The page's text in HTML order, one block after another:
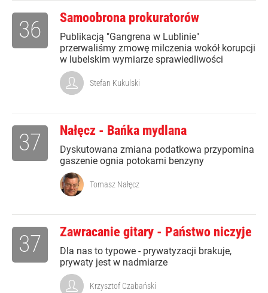
Samoobrona prokuratorów
Publikacją "Gangrena w Lublinie"
przerwaliśmy zmowę milczenia wokół korupcji
w lubelskim wymiarze sprawiedliwości
36
Stefan Kukulski
Nałęcz - Bańka mydlana
Dyskutowana zmiana podatkowa przypomina
gaszenie ognia potokami benzyny
37
Tomasz Nałęcz
Zawracanie gitary - Państwo niczyje
Dla nas to typowe - prywatyzacji brakuje,
prywaty jest w nadmiarze
37
Krzysztof Czabański